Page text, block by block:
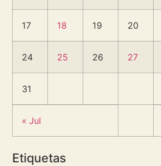
17 18 19 20
24 25 26 27
31
« Jul
Etiquetas